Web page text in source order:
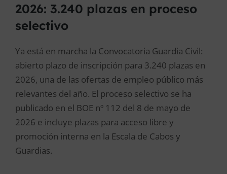
2026: 3.240 plazas en proceso
selectivo
Ya está en marcha la Convocatoria Guardia Civil:
abierto plazo de inscripción para 3.240 plazas en
2026, una de las ofertas de empleo público más
relevantes del año. El proceso selectivo se ha
publicado en el BOE nº 112 del 8 de mayo de
2026 e incluye plazas para acceso libre y
promoción interna en la Escala de Cabos y
Guardias.